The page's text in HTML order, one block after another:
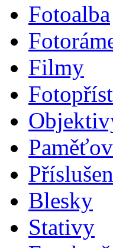
Fotoalba
Filmy
Blesky
Stativy